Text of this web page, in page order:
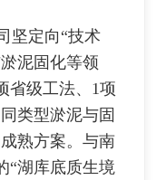
定向“技术
泥固化等领
省级工法、1项
类型淤泥与固
熟方案。与南
“湖库底质生境